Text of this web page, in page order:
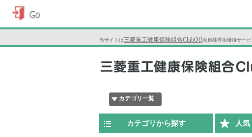
当サイトは三菱重工健康保険組合ClubOff会員様専用優待サービ
カテゴリ一覧
カテゴリから探す 人